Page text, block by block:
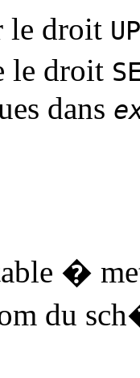
le droit
le droit
dans
�
du